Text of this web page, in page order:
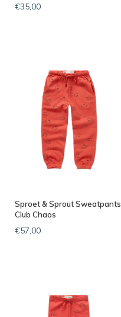
€35,00
Sproet & Sprout Sweatpants
Club Chaos
€57,00